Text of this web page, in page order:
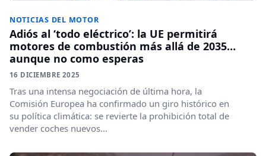
NOTICIAS DEL MOTOR
Adiós al ‘todo eléctrico’: la UE permitirá
motores de combustión más allá de 2035…
aunque no como esperas
16 DICIEMBRE 2025
Tras una intensa negociación de última hora, la
Comisión Europea ha confirmado un giro histórico en
su política climática: se revierte la prohibición total de
vender coches nuevos...